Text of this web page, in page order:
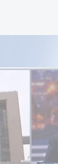
להוציא צו מעצר
ניצול
על בית
שפאנל
די ראיות
סביר כי